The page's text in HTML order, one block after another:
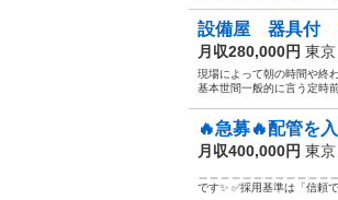
設備屋 器具付
月収280,000円 東京
現場によって朝の時間や終
基本世間一般的に言う定時
🔥急募🔥配管を
月収400,000円 東京
＿＿＿＿＿＿＿＿＿＿＿
です✨ ✅採用基準は「信頼